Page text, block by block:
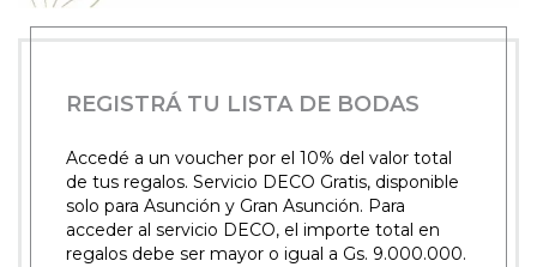
REGISTRÁ TU LISTA DE BODAS
Accedé a un voucher por el 10% del valor total
de tus regalos. Servicio DECO Gratis, disponible
solo para Asunción y Gran Asunción. Para
acceder al servicio DECO, el importe total en
regalos debe ser mayor o igual a Gs. 9.000.000.